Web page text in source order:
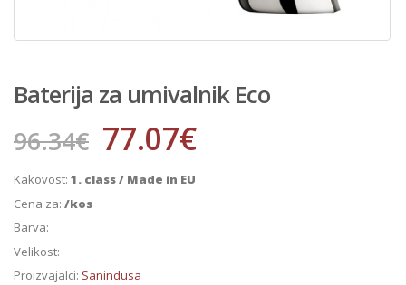
Baterija za umivalnik Eco
96.34€ 77.07€
Kakovost: 1. class / Made in EU
Cena za: /kos
Barva:
Velikost:
Proizvajalci: Sanindusa